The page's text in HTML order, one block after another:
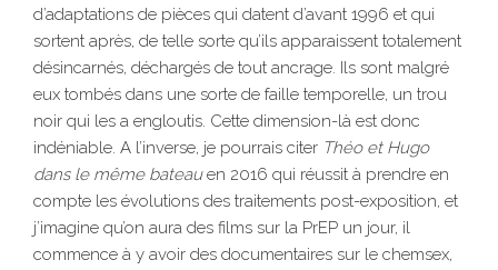
d’adaptations de pièces qui datent d’avant 1996 et qui
sortent après, de telle sorte qu’ils apparaissent totalement
désincarnés, déchargés de tout ancrage. Ils sont malgré
eux tombés dans une sorte de faille temporelle, un trou
noir qui les a engloutis. Cette dimension-là est donc
indéniable. A l’inverse, je pourrais citer Théo et Hugo
dans le même bateauen 2016 qui réussit à prendre en
compte les évolutions des traitements post-exposition, et
j’imagine qu’on aura des films sur la PrEP un jour, il
commence à y avoir des documentaires sur le chemsex,